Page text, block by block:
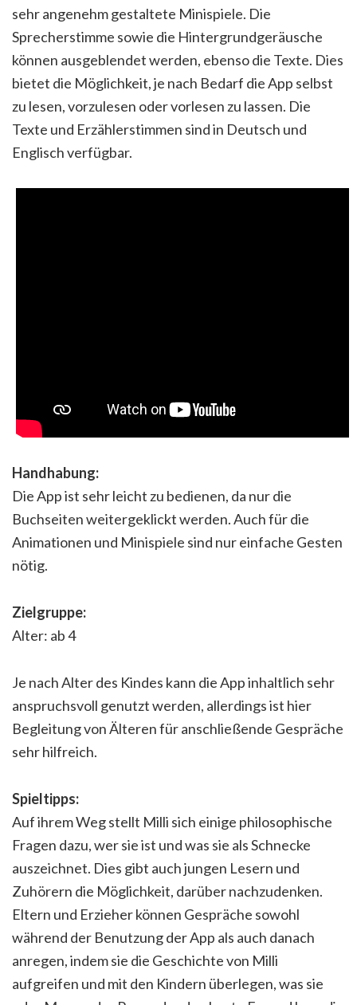
sehr angenehm gestaltete Minispiele. Die
Sprecherstimme sowie die Hintergrundgeräusche
können ausgeblendet werden, ebenso die Texte. Dies
bietet die Möglichkeit, je nach Bedarf die App selbst
zu lesen, vorzulesen oder vorlesen zu lassen. Die
Texte und Erzählerstimmen sind in Deutsch und
Englisch verfügbar.
Handhabung:
Die App ist sehr leicht zu bedienen, da nur die
Buchseiten weitergeklickt werden. Auch für die
Animationen und Minispiele sind nur einfache Gesten
nötig.
Zielgruppe:
Alter: ab 4
Je nach Alter des Kindes kann die App inhaltlich sehr
anspruchsvoll genutzt werden, allerdings ist hier
Begleitung von Älteren für anschließende Gespräche
sehr hilfreich.
Spieltipps:
Auf ihrem Weg stellt Milli sich einige philosophische
Fragen dazu, wer sie ist und was sie als Schnecke
auszeichnet. Dies gibt auch jungen Lesern und
Zuhörern die Möglichkeit, darüber nachzudenken.
Eltern und Erzieher können Gespräche sowohl
während der Benutzung der App als auch danach
anregen, indem sie die Geschichte von Milli
aufgreifen und mit den Kindern überlegen, was sie